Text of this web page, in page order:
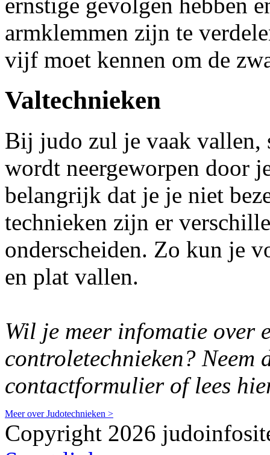
ernstige gevolgen hebben
armklemmen zijn te
vijf moet kennen om de
Valtechnieken
Bij judo zul je vaak vallen,
wordt neergeworpen door
belangrijk dat je je niet
technieken zijn er
onderscheiden. Zo kun je
en plat vallen.
Wil je meer infomatie over
controletechnieken? Neem
contactformulier of lees
Meer over Judotechnieken >
Copyright 2026